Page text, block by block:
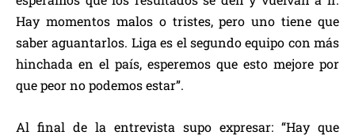
Hay momentos malos o tristes, pero uno tiene que
saber aguantarlos. Liga es el segundo equipo con más
hinchada en el país, esperemos que esto mejore por
que peor no podemos estar”.
Al final de la entrevista supo expresar: “Hay que